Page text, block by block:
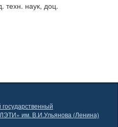
техн. наук, доц.
им. В.И.Ульянова (Ленина)